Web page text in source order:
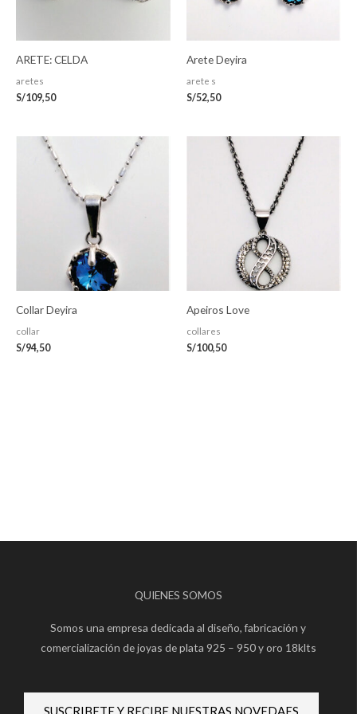
ARETE: CELDA
aretes
S/109,50
Arete Deyira
arete s
S/52,50
Collar Deyira
collar
S/94,50
Apeiros Love
collares
S/100,50
QUIENES SOMOS
Somos una empresa dedicada al diseño, fabricación y
comercialización de joyas de plata 925 – 950 y oro 18klts
SUSCRIBETE Y RECIBE NUESTRAS NOVEDAES